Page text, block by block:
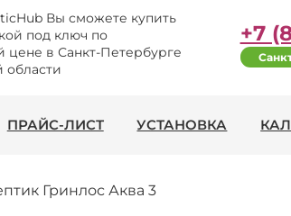
Вы сможете купить
под ключ по
цене в Санкт-Петербурге
области
+7
ПРАЙС-ЛИСТ УСТАНОВКА
Гринлос Аква 3